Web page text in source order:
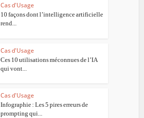
Cas d'Usage
10 façons dont l’intelligence artificielle
rend...
Cas d'Usage
Ces 10 utilisations méconnues de l’IA
qui vont...
Cas d'Usage
Infographie : Les 5 pires erreurs de
prompting qui...